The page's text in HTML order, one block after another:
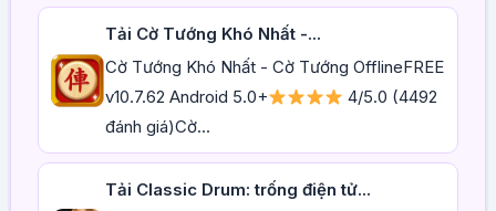
Tải Cờ Tướng Khó Nhất -...
Cờ Tướng Khó Nhất - Cờ Tướng OfflineFREE
v10.7.62 Android 5.0+
4/5.0 (4492
đánh giá)Cờ...
Tải Classic Drum: trống điện tử...